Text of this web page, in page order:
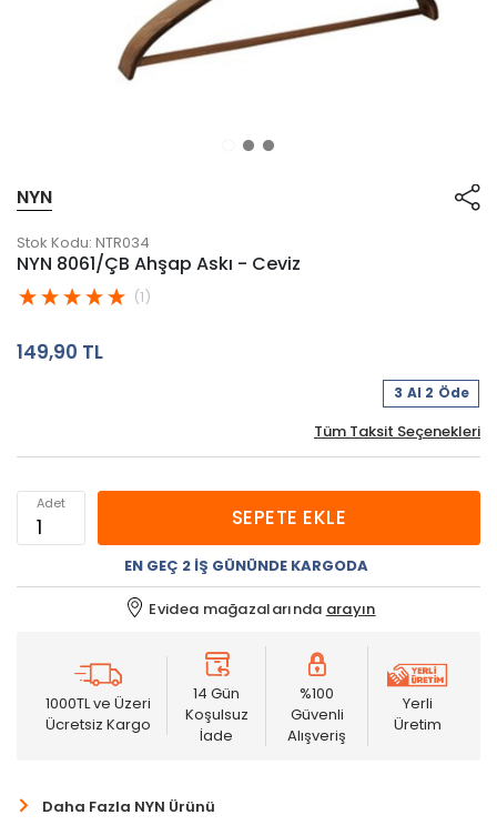
NYN
Stok Kodu: NTR034
NYN 8061/ÇB Ahşap Askı - Ceviz
(1)
149,90 TL
3 Al 2 Öde
Tüm Taksit Seçenekleri
Adet
SEPETE EKLE
EN GEÇ 2 İŞ GÜNÜNDE KARGODA
Evidea mağazalarında arayın
1000TL ve Üzeri
Ücretsiz Kargo
14 Gün
Koşulsuz
İade
%100
Güvenli
Alışveriş
Yerli
Üretim
Daha Fazla NYN Ürünü